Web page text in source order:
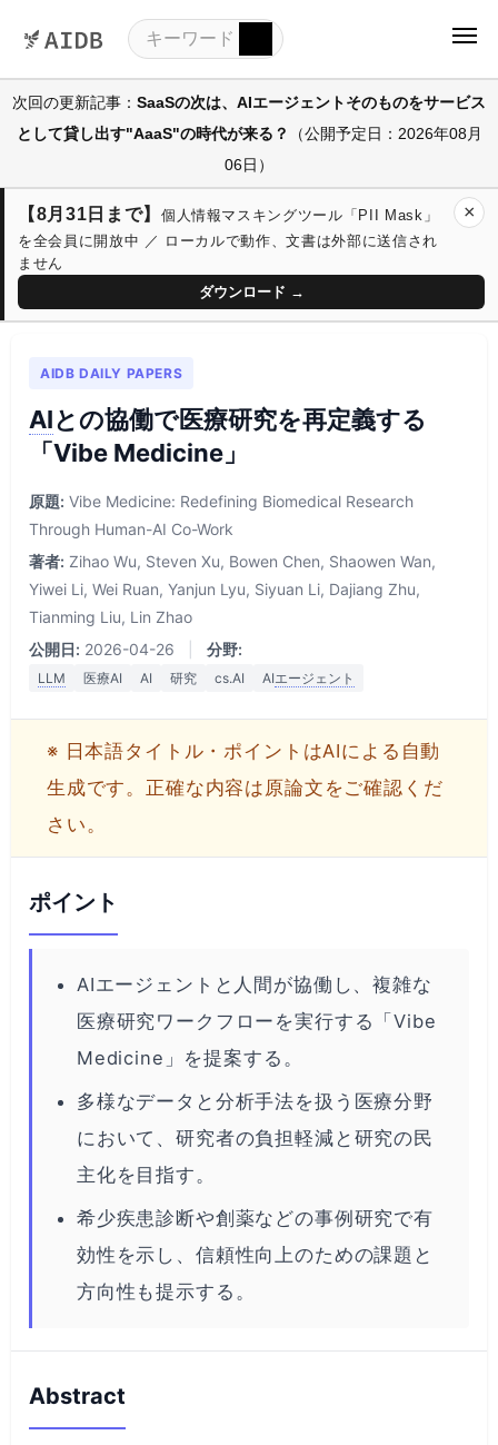
次回の更新記事： SaaSの次は、AIエージェントそのものをサービス
として貸し出す"AaaS"の時代が来る？
（公開予定日：2026年08月
06日）
【8月31日まで】 個人情報マスキングツール「PII Mask」
を全会員に開放中 ／ ローカルで動作、文書は外部に送信され
ません
ダウンロード →
×
AIDB DAILY PAPERS
AIとの協働で医療研究を再定義する
「Vibe Medicine」
原題: Vibe Medicine: Redefining Biomedical Research
Through Human-AI Co-Work
著者: Zihao Wu, Steven Xu, Bowen Chen, Shaowen Wan,
Yiwei Li, Wei Ruan, Yanjun Lyu, Siyuan Li, Dajiang Zhu,
Tianming Liu, Lin Zhao
公開日: 2026-04-26 分野:
LLM 医療AI AI 研究 cs.AI AIエージェント
※ 日本語タイトル・ポイントはAIによる自動
生成です。正確な内容は原論文をご確認くだ
さい。
ポイント
AIエージェントと人間が協働し、複雑な
医療研究ワークフローを実行する「Vibe
Medicine」を提案する。
多様なデータと分析手法を扱う医療分野
において、研究者の負担軽減と研究の民
主化を目指す。
希少疾患診断や創薬などの事例研究で有
効性を示し、信頼性向上のための課題と
方向性も提示する。
Abstract